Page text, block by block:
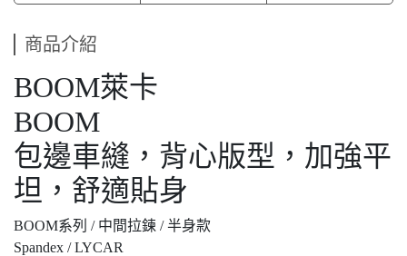
商品介紹
BOOM萊卡
BOOM
包邊車縫，背心版型，加強平
坦，舒適貼身
BOOM系列 / 中間拉鍊 / 半身款
Spandex / LYCAR